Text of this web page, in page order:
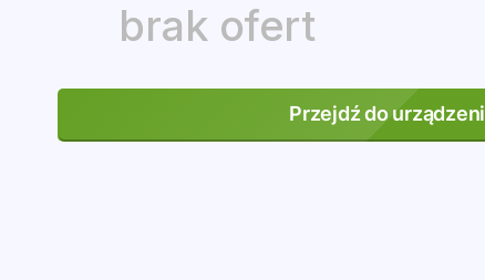
brak ofert
Przejdź do